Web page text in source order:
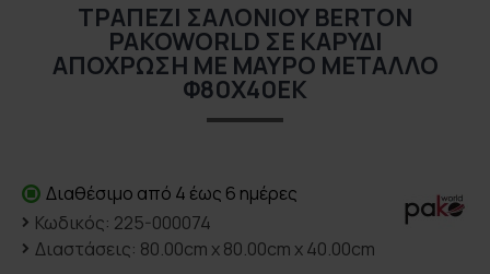
ΤΡΑΠΈΖΙ ΣΑΛΟΝΙΟΎ BERTON
PAKOWORLD ΣΕ ΚΑΡΥΔΊ
ΑΠΌΧΡΩΣΗ ΜΕ ΜΑΎΡΟ ΜΈΤΑΛΛΟ
Φ80X40ΕΚ
Διαθέσιμο από 4 έως 6 ημέρες
Κωδικός: 225-000074
Διαστάσεις: 80.00cm x 80.00cm x 40.00cm